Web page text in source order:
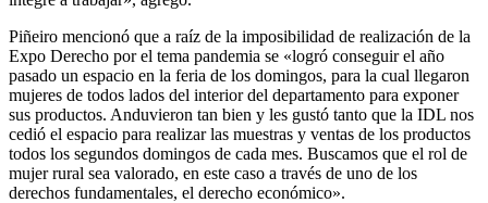
Piñeiro mencionó que a raíz de la imposibilidad de realización de la
Expo Derecho por el tema pandemia se «logró conseguir el año
pasado un espacio en la feria de los domingos, para la cual llegaron
mujeres de todos lados del interior del departamento para exponer
sus productos. Anduvieron tan bien y les gustó tanto que la IDL nos
cedió el espacio para realizar las muestras y ventas de los productos
todos los segundos domingos de cada mes. Buscamos que el rol de
mujer rural sea valorado, en este caso a través de uno de los
derechos fundamentales, el derecho económico».